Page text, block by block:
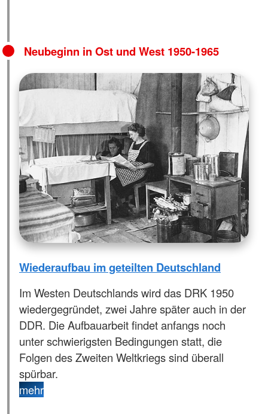
Neubeginn in Ost und West 1950-1965
Wiederaufbau im geteilten Deutschland
Im Westen Deutschlands wird das DRK 1950
wiedergegründet, zwei Jahre später auch in der
DDR. Die Aufbauarbeit findet anfangs noch
unter schwierigsten Bedingungen statt, die
Folgen des Zweiten Weltkriegs sind überall
spürbar.
mehr